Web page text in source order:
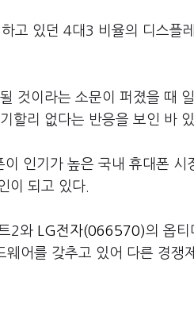
고 있던 4대3 비율의 디스플
것이라는 소문이 퍼졌을 때
할리 없다는 반응을 보인 바 있
인기가 높은 국내 휴대폰
이 되고 있다.
2와 LG전자(066570)의 옵티
어를 갖추고 있어 다른 경쟁